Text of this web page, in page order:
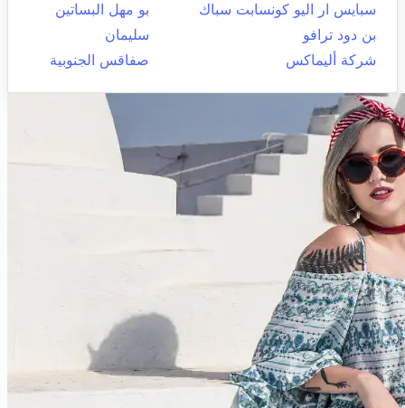
سبايس ار اليو كونسابت سباك
بو مهل البساتين
بن دود ترافو
سليمان
شركة أليماكس
صفاقس الجنوبية